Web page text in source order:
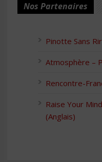
Nos Partenaires
Pinotte Sans
Atmosphère –
Rencontre-
Raise Your
(Anglais)